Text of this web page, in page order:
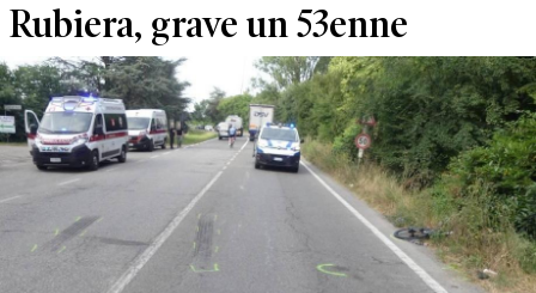
Rubiera, grave un 53enne